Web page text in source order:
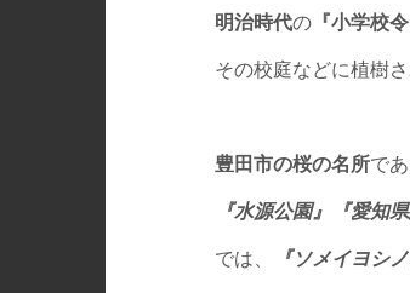
明治時代の 『小学校令
その校庭などに植樹
豊田市の桜の名所で
『水源公園』『愛知
では、 『ソメイヨシノ